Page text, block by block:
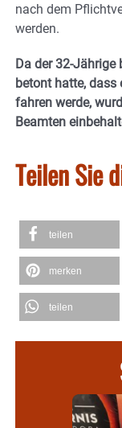
nach dem
werden.
Da der 32-Jährige
betont hatte, dass
fahren werde,
Beamten
Teilen Sie
teilen
merken
teilen